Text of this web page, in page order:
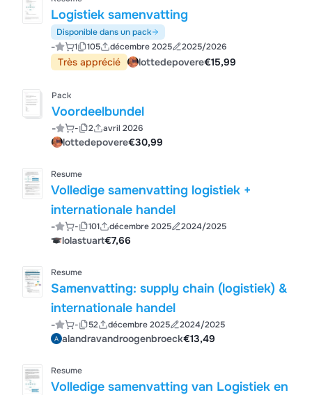
Logistiek samenvatting
Disponible dans un pack
- 1 105 décembre 2025 2025/2026
Très apprécié lottedepovere€15,99
Pack
Voordeelbundel
- - 2 avril 2026
lottedepovere€30,99
Resume
Volledige samenvatting logistiek +
internationale handel
- - 101 décembre 2025 2024/2025
lolastuart€7,66
Resume
Samenvatting: supply chain (logistiek) &
internationale handel
- - 52 décembre 2025 2024/2025
alandravandroogenbroeck€13,49
Resume
Volledige samenvatting van Logistiek en